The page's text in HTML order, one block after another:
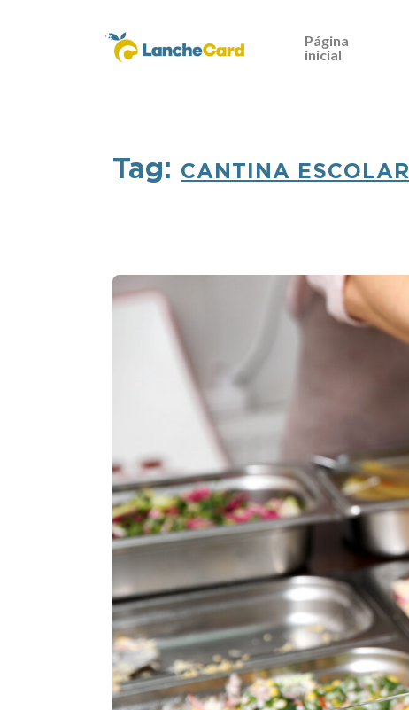
Página
inicial
Tag: CANTINA ESCOLAR